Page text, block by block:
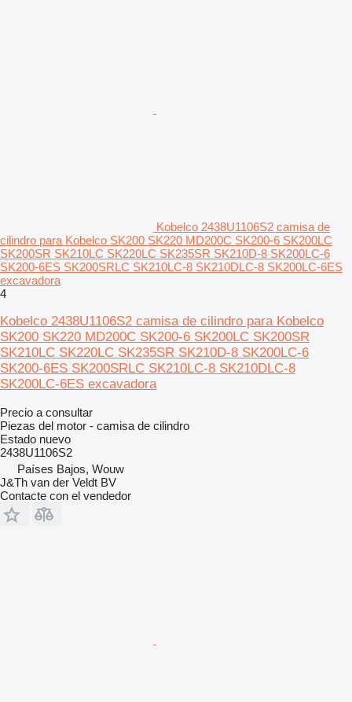
Kobelco 2438U1106S2 camisa de
cilindro para Kobelco SK200 SK220 MD200C SK200-6 SK200LC
SK200SR SK210LC SK220LC SK235SR SK210D-8 SK200LC-6
SK200-6ES SK200SRLC SK210LC-8 SK210DLC-8 SK200LC-6ES
excavadora
4
Kobelco 2438U1106S2 camisa de cilindro para Kobelco
SK200 SK220 MD200C SK200-6 SK200LC SK200SR
SK210LC SK220LC SK235SR SK210D-8 SK200LC-6
SK200-6ES SK200SRLC SK210LC-8 SK210DLC-8
SK200LC-6ES excavadora
Precio a consultar
Piezas del motor - camisa de cilindro
Estado nuevo
2438U1106S2
Países Bajos, Wouw
J&Th van der Veldt BV
Contacte con el vendedor